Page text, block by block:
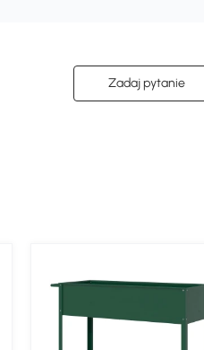
Zadaj pytanie